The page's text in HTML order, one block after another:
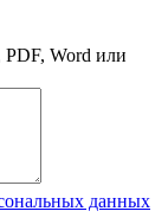
Word или
данных